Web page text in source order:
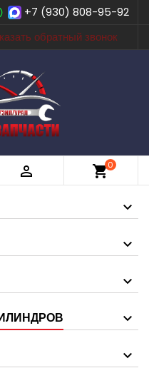
+7 (930) 808-95-92
обратный звонок
 shopping_cart0